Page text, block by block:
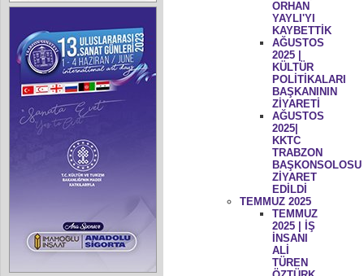
ORHAN
YAYLI'YI
KAYBETTİK
AĞUSTOS
2025 |
KÜLTÜR
POLİTİKALARI
BAŞKANININ
ZİYARETİ
AĞUSTOS
2025|
KKTC
TRABZON
BAŞKONSOLOSU
ZİYARET
EDİLDİ
TEMMUZ 2025
TEMMUZ
2025 | İŞ
İNSANI
ALİ
TÜREN